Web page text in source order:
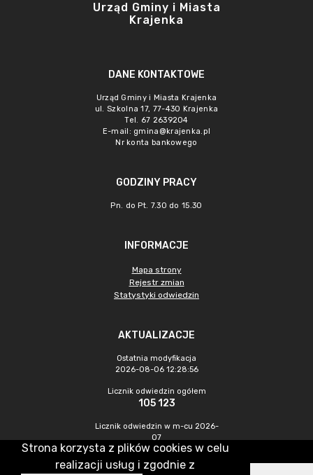
Urząd Gminy i Miasta
Krajenka
DANE KONTAKTOWE
Urząd Gminy i Miasta Krajenka
ul. Szkolna 17, 77-430 Krajenka
Tel. 67 2639204
E-mail: gmina@krajenka.pl
Nr konta bankowego
GODZINY PRACY
Pn. do Pt. 7.30 do 15.30
INFORMACJE
Mapa strony
Rejestr zmian
Statystyki odwiedzin
AKTUALIZACJE
Ostatnia modyfikacja
2026-08-06 12:28:56
Licznik odwiedzin ogółem
105 123
Licznik odwiedzin w m-cu 2026-
07
499
Strona korzysta z plików cookies w celu
realizacji usług i zgodnie z